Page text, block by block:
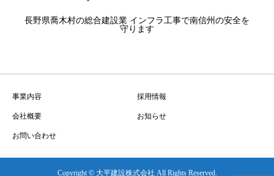
長野県喬木村の総合建設業 インフラ工事で南信州の安全を
守ります
事業内容 採用情報
会社概要 お知らせ
お問い合わせ
Copyright © 大平建設株式会社 All Rights Reserved.